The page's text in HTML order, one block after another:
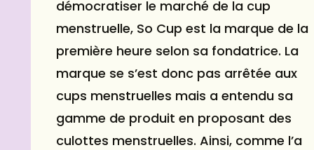
démocratiser le marché de la cup
menstruelle, So Cup est la marque de la
première heure selon sa fondatrice. La
marque se s’est donc pas arrêtée aux
cups menstruelles mais a entendu sa
gamme de produit en proposant des
culottes menstruelles. Ainsi, comme l’a